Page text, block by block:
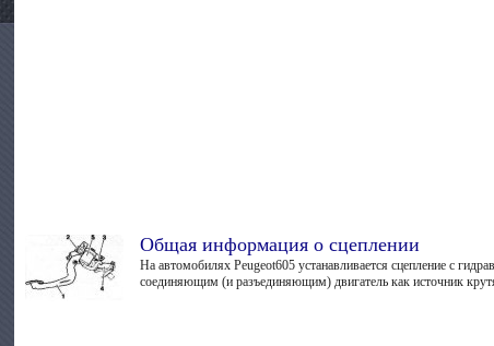
Общая информация о сцеплении
На автомобилях Peugeot605 устанавливается сцепление с
соединяющим (и разъединяющим) двигатель как источник